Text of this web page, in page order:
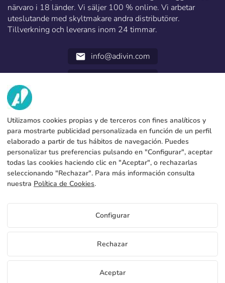
Priser Kontorsmaster
Om du vill veta priserna Kontorsmaster få tillgång till
Se pris för distributörer
närvaro i 18 länder. Vi säljer 100 % online. Vi arbetar
uteslutande med skyltmakare andra distributörer.
Tillverkning och leverans inom 24 timmar.
email info@adivin.com
VI
Fabrik
Kontakt
Blog
TJÄNSTER
Betalningsmetoder
Produktion och frakt
FAQs
JURIDISKA UPPGIFTER
Juridiskt meddelande
Allmänna bestämmelser och villkor
Policy för cookies
Integritetspolicy
SE
C/ Generación 46-48 P.I. La Huertecilla 29196 Málaga Schweiz | S.A CIF
Utilizamos cookies propias y de terceros con fines analíticos y
para mostrarte publicidad personalizada en función de un perfil
elaborado a partir de tus hábitos de navegación. Puedes
personalizar tus preferencias pulsando en "Configurar", aceptar
todas las cookies haciendo clic en "Aceptar", o rechazarlas
seleccionando "Rechazar". Para más información consulta
nuestra Política de Cookies.
Configurar
Rechazar
Aceptar